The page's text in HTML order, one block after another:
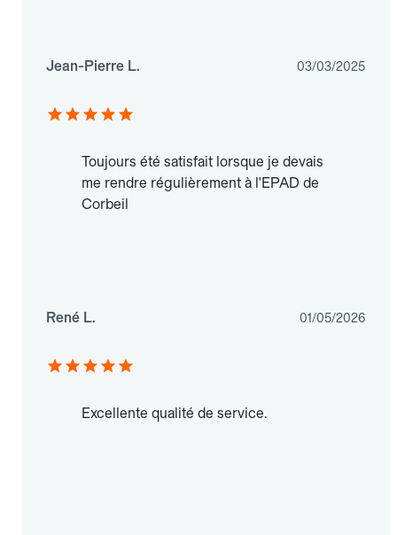
Jean-Pierre L. 03/03/2025
Toujours été satisfait lorsque je devais
me rendre régulièrement à l'EPAD de
Corbeil
René L. 01/05/2026
Excellente qualité de service.